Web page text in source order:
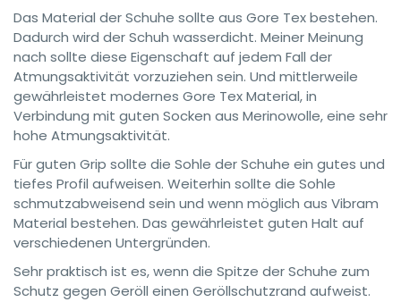
Das Material der Schuhe sollte aus Gore Tex bestehen.
Dadurch wird der Schuh wasserdicht. Meiner Meinung
nach sollte diese Eigenschaft auf jedem Fall der
Atmungsaktivität vorzuziehen sein. Und mittlerweile
gewährleistet modernes Gore Tex Material, in
Verbindung mit guten Socken aus Merinowolle, eine sehr
hohe Atmungsaktivität.
Für guten Grip sollte die Sohle der Schuhe ein gutes und
tiefes Profil aufweisen. Weiterhin sollte die Sohle
schmutzabweisend sein und wenn möglich aus Vibram
Material bestehen. Das gewährleistet guten Halt auf
verschiedenen Untergründen.
Sehr praktisch ist es, wenn die Spitze der Schuhe zum
Schutz gegen Geröll einen Geröllschutzrand aufweist.